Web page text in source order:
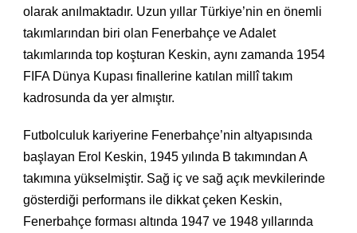
olarak anılmaktadır. Uzun yıllar Türkiye’nin en önemli
takımlarından biri olan Fenerbahçe ve Adalet
takımlarında top koşturan Keskin, aynı zamanda 1954
FIFA Dünya Kupası finallerine katılan millî takım
kadrosunda da yer almıştır.
Futbolculuk kariyerine Fenerbahçe’nin altyapısında
başlayan Erol Keskin, 1945 yılında B takımından A
takımına yükselmiştir. Sağ iç ve sağ açık mevkilerinde
gösterdiği performans ile dikkat çeken Keskin,
Fenerbahçe forması altında 1947 ve 1948 yıllarında